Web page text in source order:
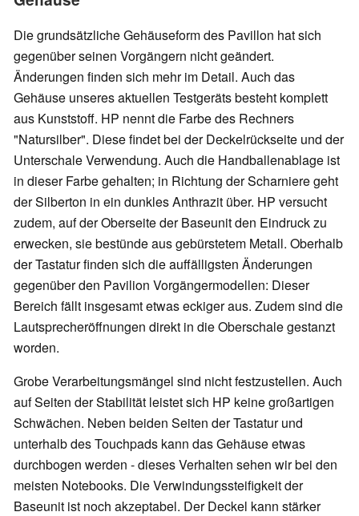
Die grundsätzliche Gehäuseform des Pavillon hat sich
gegenüber seinen Vorgängern nicht geändert.
Änderungen finden sich mehr im Detail. Auch das
Gehäuse unseres aktuellen Testgeräts besteht komplett
aus Kunststoff. HP nennt die Farbe des Rechners
"Natursilber". Diese findet bei der Deckelrückseite und der
Unterschale Verwendung. Auch die Handballenablage ist
in dieser Farbe gehalten; in Richtung der Scharniere geht
der Silberton in ein dunkles Anthrazit über. HP versucht
zudem, auf der Oberseite der Baseunit den Eindruck zu
erwecken, sie bestünde aus gebürstetem Metall. Oberhalb
der Tastatur finden sich die auffälligsten Änderungen
gegenüber den Pavilion Vorgängermodellen: Dieser
Bereich fällt insgesamt etwas eckiger aus. Zudem sind die
Lautsprecheröffnungen direkt in die Oberschale gestanzt
worden.
Grobe Verarbeitungsmängel sind nicht festzustellen. Auch
auf Seiten der Stabilität leistet sich HP keine großartigen
Schwächen. Neben beiden Seiten der Tastatur und
unterhalb des Touchpads kann das Gehäuse etwas
durchbogen werden - dieses Verhalten sehen wir bei den
meisten Notebooks. Die Verwindungssteifigkeit der
Baseunit ist noch akzeptabel. Der Deckel kann stärker